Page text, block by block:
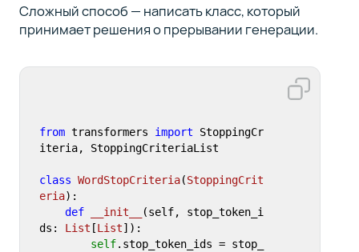
Сложный способ — написать класс, который
принимает решения о прерывании генерации.
from transformers import StoppingCr
iteria, StoppingCriteriaList
class WordStopCriteria(StoppingCrit
eria):
def
__init__ (self, stop_token_i
ds: List [List] ):
self.stop_token_ids = stop_